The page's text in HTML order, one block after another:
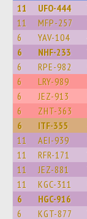
11 UFO-444
11 MFP-257
6 YAV-104
6 NHF-233
6 RPE-982
6 LRY-989
6 JEZ-913
6 ZHT-363
6 ITF-355
11 AEI-939
11 RFR-171
11 JEZ-881
11 KGC-311
6 HGC-916
6 KGT-877